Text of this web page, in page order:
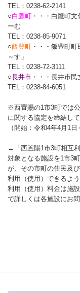
TEL：0238-62-2141
○白鷹町 ・・・白鷹町
ーむ
TEL：0238-85-9071
○飯豊町 ・・・飯豊町
～す」
TEL：0238-72-3111
○長井市 ・・・長井市
TEL：0238-84-6051
※西置賜の1市3町では
に関する協定を締結して
（開始：令和4年4月1日
→「西置賜1市3町相互利
対象となる施設を1市3
が、その市町の住民及
利用（使用）できるよう
利用（使用）料金は施
で詳しくは各施設にお問